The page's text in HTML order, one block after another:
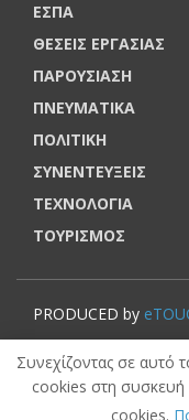
ΕΣΠΑ
ΘΕΣΕΙΣ ΕΡΓΑΣΙΑΣ
ΠΑΡΟΥΣΙΑΣΗ
ΠΝΕΥΜΑΤΙΚΑ
ΠΟΛΙΤΙΚΗ
ΣΥΝΕΝΤΕΥΞΕΙΣ
ΤΕΧΝΟΛΟΓΙΑ
ΤΟΥΡΙΣΜΟΣ
PRODUCED by
©
Συνεχίζοντας σε αυτό
cookies στη συσκευή
cookies.